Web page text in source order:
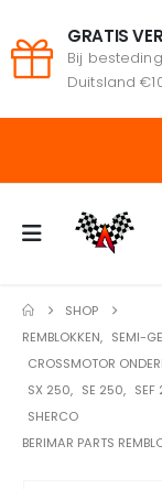
GRATIS
Bij
Duitsland
SHOP
REMBLOKKEN, SEMI-
CROSSMOTOR
SX 250, SE 250, SEF
SHERCO
BERIMAR PARTS